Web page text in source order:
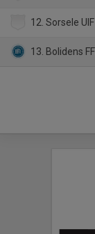
12. Sorsele UIF
13. Bolidens FFI